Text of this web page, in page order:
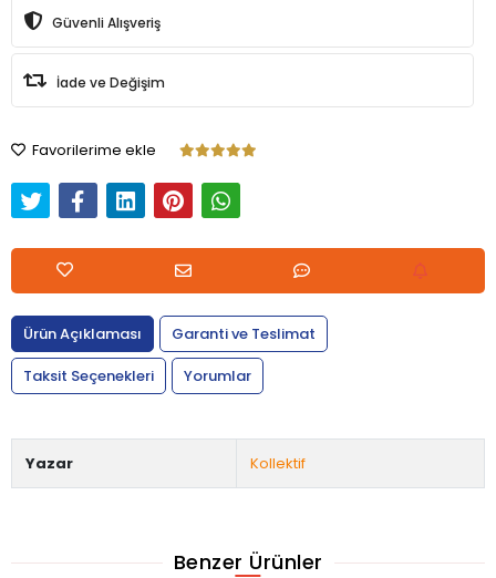
Güvenli Alışveriş
İade ve Değişim
Favorilerime ekle
Ürün Açıklaması
Garanti ve Teslimat
Taksit Seçenekleri
Yorumlar
Yazar Kollektif
Benzer Ürünler